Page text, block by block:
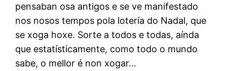
pensaban osa antigos e se ve manifestado
nos nosos tempos pola lotería do Nadal, que
se xoga hoxe. Sorte a todos e todas, aínda
que estatísticamente, como todo o mundo
sabe, o mellor é non xogar…